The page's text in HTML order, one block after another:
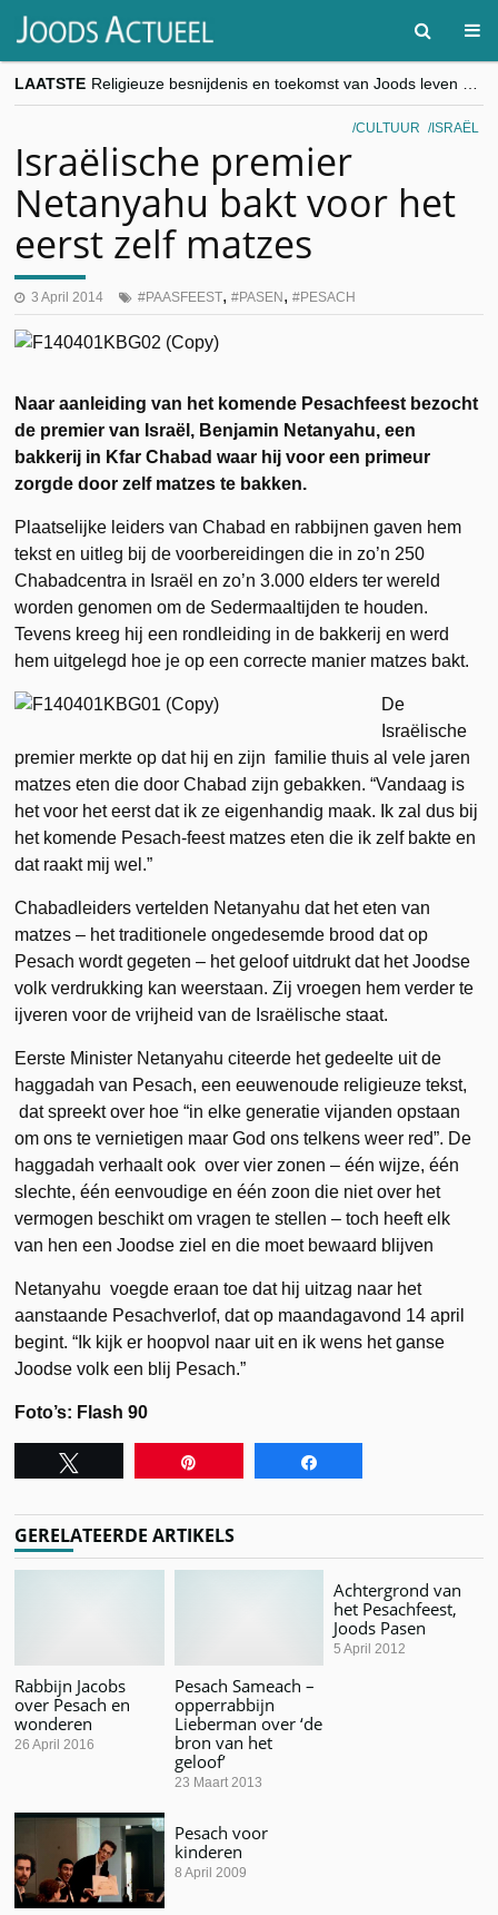
LAATSTE
“Besnijdenisdebat toont hoe moeilijk seculiere Westen minderheden begrijpt”, Jinnih Beels (Vooruit)
CITYTRIP | ROEMENIË – Boekarest: de verrassing van Oost-Europa
CULTUUR ISRAËL
Israëlische premier
Netanyahu bakt voor het
eerst zelf matzes
3 April 2014 PAASFEEST, PASEN , PESACH
Naar aanleiding van het komende Pesachfeest bezocht
de premier van Israël, Benjamin Netanyahu, een
bakkerij in Kfar Chabad waar hij voor een primeur
zorgde door zelf matzes te bakken.
Plaatselijke leiders van Chabad en rabbijnen gaven hem
tekst en uitleg bij de voorbereidingen die in zo’n 250
Chabadcentra in Israël en zo’n 3.000 elders ter wereld
worden genomen om de Sedermaaltijden te houden.
Tevens kreeg hij een rondleiding in de bakkerij en werd
hem uitgelegd hoe je op een correcte manier matzes bakt.
De
Israëlische
premier merkte op dat hij en zijn familie thuis al vele jaren
matzes eten die door Chabad zijn gebakken. “Vandaag is
het voor het eerst dat ik ze eigenhandig maak. Ik zal dus bij
het komende Pesach-feest matzes eten die ik zelf bakte en
dat raakt mij wel.”
Chabadleiders vertelden Netanyahu dat het eten van
matzes – het traditionele ongedesemde brood dat op
Pesach wordt gegeten – het geloof uitdrukt dat het Joodse
volk verdrukking kan weerstaan. Zij vroegen hem verder te
ijveren voor de vrijheid van de Israëlische staat.
Eerste Minister Netanyahu citeerde het gedeelte uit de
haggadah van Pesach, een eeuwenoude religieuze tekst,
dat spreekt over hoe “in elke generatie vijanden opstaan
om ons te vernietigen maar God ons telkens weer red”. De
haggadah verhaalt ook over vier zonen – één wijze, één
slechte, één eenvoudige en één zoon die niet over het
vermogen beschikt om vragen te stellen – toch heeft elk
van hen een Joodse ziel en die moet bewaard blijven
Netanyahu voegde eraan toe dat hij uitzag naar het
aanstaande Pesachverlof, dat op maandagavond 14 april
begint. “Ik kijk er hoopvol naar uit en ik wens het ganse
Joodse volk een blij Pesach.”
Foto’s: Flash 90
GERELATEERDE ARTIKELS
Rabbijn Jacobs
over Pesach en
wonderen
26 April 2016
Pesach Sameach –
opperrabbijn
Lieberman over ‘de
bron van het
geloof’
23 Maart 2013
Achtergrond van
het Pesachfeest,
Joods Pasen
5 April 2012
Pesach voor
kinderen
8 April 2009